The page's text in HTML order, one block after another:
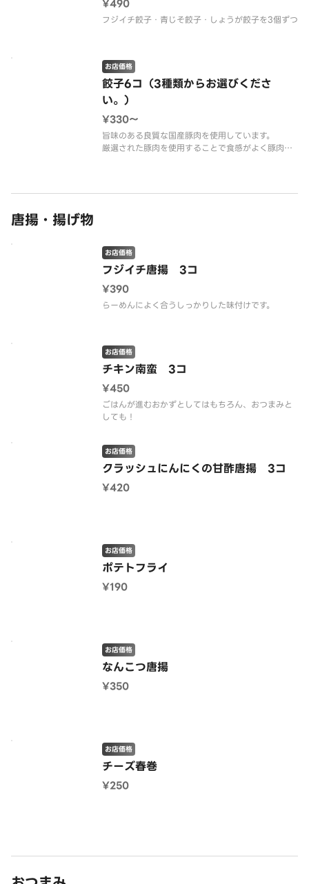
¥490
フジイチ餃子・青じそ餃子・しょうが餃子を3個ずつ
餃子6コ（3種類からお選びくださ
い。）
お店価格
¥330〜
旨味のある良質な国産豚肉を使用しています。
厳選された豚肉を使用することで食感がよく豚肉本
唐揚・揚げ物
フジイチ唐揚 3コ
お店価格
¥390
らーめんによく合うしっかりした味付けです。
チキン南蛮 3コ
お店価格
¥450
ごはんが進むおかずとしてはもちろん、おつまみと
しても！
クラッシュにんにくの甘酢唐揚 3コ
お店価格
¥420
ポテトフライ
お店価格
¥190
なんこつ唐揚
お店価格
¥350
チーズ春巻
お店価格
¥250